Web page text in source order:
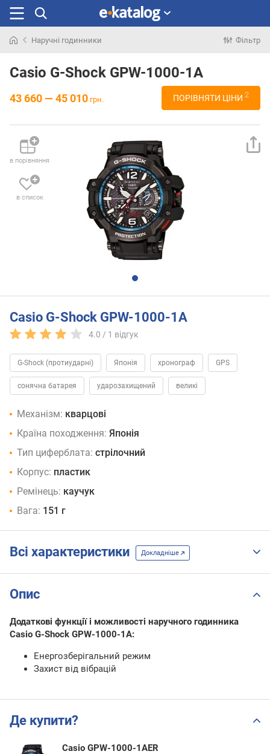
раніше
Наручні годинники Фільтр
Casio G-Shock GPW-1000-1A
43 660 — 45 010 грн. ПОРІВНЯТИ ЦІНИ 2
в порівняння
в список
Casio G-Shock GPW-1000-1A
4.0 / 1 відгук
G-Shock (протиударні) Японія хронограф GPS
сонячна батарея ударозахищений великі
Механізм: кварцові
Країна походження: Японія
Тип циферблата: стрілочний
Корпус: пластик
Ремінець: каучук
Вага: 151 г
Всі характеристики Докладніше
Опис
Додаткові функції і можливості наручного годинника
Casio G-Shock GPW-1000-1A:
Енергозберігальний режим
Захист від вібрацій
Де купити?
Casio GPW-1000-1AER